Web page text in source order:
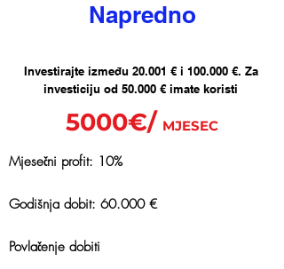
Napredno
Investirajte između 20.001 € i 100.000 €. Za
investiciju od 50.000 € imate koristi
5000€/ MJESEC
Mjesečni profit: 10%
Godišnja dobit: 60.000 €
Povlačenje dobiti